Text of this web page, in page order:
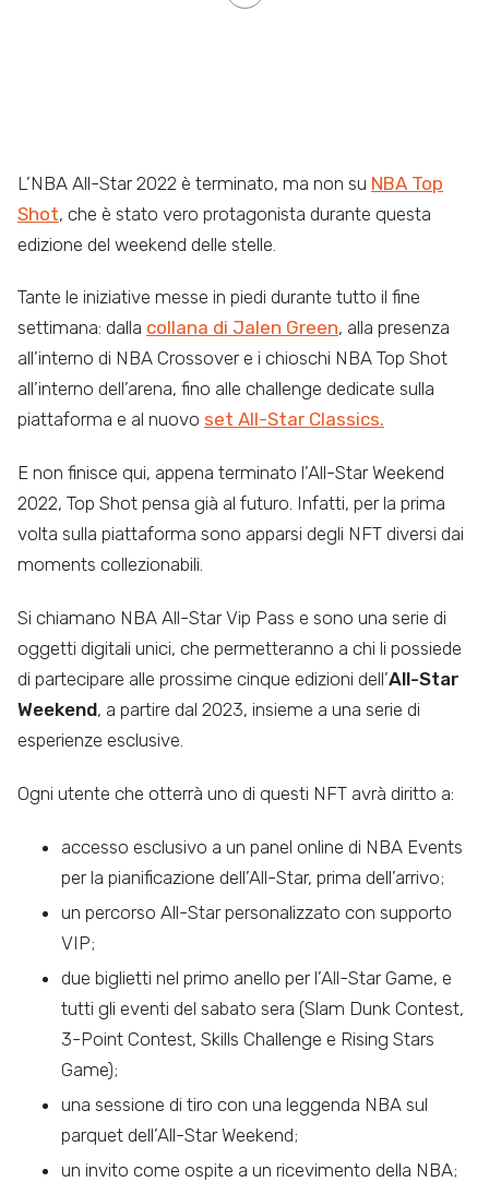
L’NBA All-Star 2022 è terminato, ma non su NBA Top
Shot, che è stato vero protagonista durante questa
edizione del weekend delle stelle.
Tante le iniziative messe in piedi durante tutto il fine
settimana: dalla collana di Jalen Green, alla presenza
all’interno di NBA Crossover e i chioschi NBA Top Shot
all’interno dell’arena, fino alle challenge dedicate sulla
piattaforma e al nuovo set All-Star Classics.
E non finisce qui, appena terminato l’All-Star Weekend
2022, Top Shot pensa già al futuro. Infatti, per la prima
volta sulla piattaforma sono apparsi degli NFT diversi dai
moments collezionabili.
Si chiamano NBA All-Star Vip Pass e sono una serie di
oggetti digitali unici, che permetteranno a chi li possiede
di partecipare alle prossime cinque edizioni dell’All-Star
Weekend, a partire dal 2023, insieme a una serie di
esperienze esclusive.
Ogni utente che otterrà uno di questi NFT avrà diritto a:
accesso esclusivo a un panel online di NBA Events
per la pianificazione dell’All-Star, prima dell’arrivo;
un percorso All-Star personalizzato con supporto
VIP;
due biglietti nel primo anello per l’All-Star Game, e
tutti gli eventi del sabato sera (Slam Dunk Contest,
3-Point Contest, Skills Challenge e Rising Stars
Game);
una sessione di tiro con una leggenda NBA sul
parquet dell’All-Star Weekend;
un invito come ospite a un ricevimento della NBA;